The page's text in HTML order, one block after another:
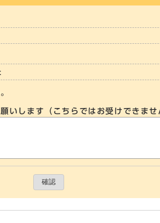
いします（こちらではお受けできま
確認